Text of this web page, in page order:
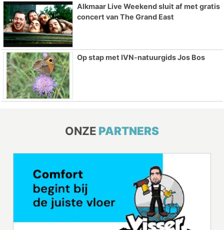
Alkmaar Live Weekend sluit af met gratis
concert van The Grand East
Op stap met IVN-natuurgids Jos Bos
ONZE PARTNERS